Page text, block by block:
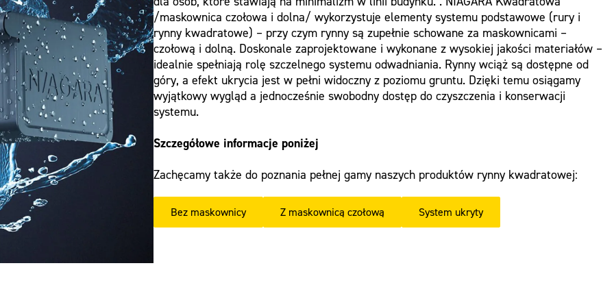
/maskownica czołowa i dolna/ wykorzystuje elementy systemu podstawowe (rury i
rynny kwadratowe) – przy czym rynny są zupełnie schowane za maskownicami –
czołową i dolną. Doskonale zaprojektowane i wykonane z wysokiej jakości materiałów –
idealnie spełniają rolę szczelnego systemu odwadniania. Rynny wciąż są dostępne od
góry, a efekt ukrycia jest w pełni widoczny z poziomu gruntu. Dzięki temu osiągamy
wyjątkowy wygląd a jednocześnie swobodny dostęp do czyszczenia i konserwacji
systemu.
Szczegółowe informacje poniżej
Zachęcamy także do poznania pełnej gamy naszych produktów rynny kwadratowej:
Bez maskownicy Z maskownicą czołową System ukryty